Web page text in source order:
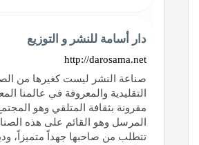
دار أسامة للنشر و التوزيع
http://darosama.net
صناعة النشر ليست كغيرها من
التقليدية والمعروفة في عالمنا
مقرونة بثقافة المتلقي وهو
المرسل وهو القائم على هذه
تتطلب من صاحبها جهداً متميزاً،